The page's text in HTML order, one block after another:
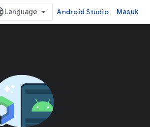
Android Studio Masuk